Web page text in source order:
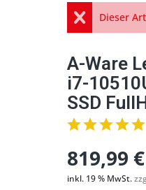
Dieser
A-Ware
i7-
SSD
819,99
inkl. 19 % MwSt.